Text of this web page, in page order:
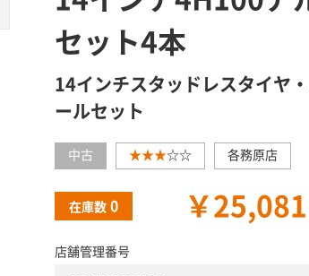
セット4本
14インチスタッドレスタイヤ
ールセット
中古 ★★★☆☆ 各務原店
在庫数 0 ￥25,081
店舗管理番号